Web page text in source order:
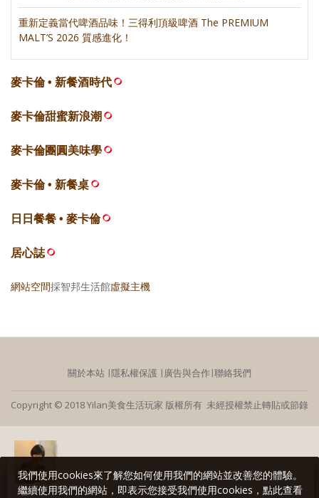
重新定義當代啤酒品味！三得利頂級啤酒 The PREMIUM
MALT’S 2026 質感進化！
麥卡倫 • 新餐酒時代
麥卡倫甜蜜新浪潮
麥卡倫團圓美味學
麥卡倫 • 新餐桌
日日餐餐 • 麥卡倫
居心誌
網站空間採智邦生活館虛擬主機
關於本站 ∣隱私權保護 ∣ 廣告與合作∣聯絡我們
Copyright © 2018 Yilan美食生活玩家 版權所有 未經授權禁止轉貼或節錄
我們使用cookies來了解您如何使用我們的網站並改善您的體驗。
繼續使用我們的網站，即表示您接受我們使用cookies，點此查看